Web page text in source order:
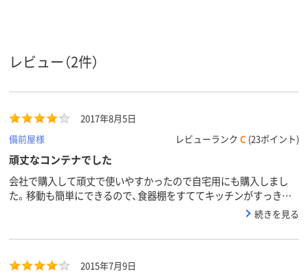
レビュー（2件）
2017年8月5日
備前屋様
レビューランク C (23ポイント)
頑丈なコンテナでした
会社で購入して頑丈で使いやすかったので自宅用にも購入しまし
た。移動も簡単にできるので、食器棚をすててキッチンがすっきり
続きを見る
2015年7月9日